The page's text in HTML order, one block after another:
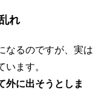
れ
なるのですが、実は
ます。
外に出そうとしま